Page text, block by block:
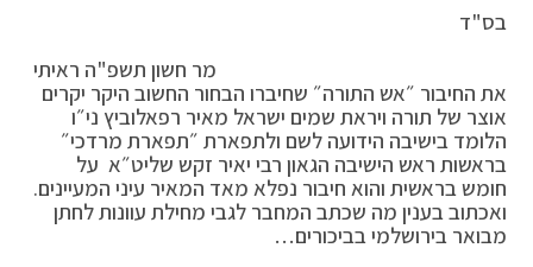
בהנחת
תפילין
בס"ד
מר חשון תשפ"ה ראיתי
את החיבור ״אש התורה״ שחיברו הבחור החשוב היקר יקרים
אוצר של תורה ויראת שמים ישראל מאיר רפאלוביץ ני״ו
הלומד בישיבה הידועה לשם ולתפארת ״תפארת מרדכי״
בראשות ראש הישיבה הגאון רבי יאיר זקש שליט״א על
חומש בראשית והוא חיבור נפלא מאד המאיר עיני המעיינים.
ואכתוב בענין מה שכתב המחבר לגבי מחילת עוונות לחתן
מבואר בירושלמי בביכורים…